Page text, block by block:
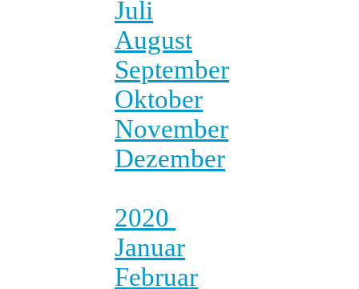
Juli
August
September
Oktober
November
Dezember
2020
Januar
Februar